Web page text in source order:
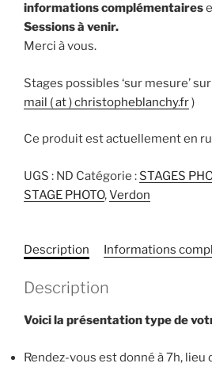
informations complémentaires
Sessions à venir.
Merci à vous.
Stages possibles ‘sur mesure’
mail ( at ) christopheblanchy.fr)
Ce produit est actuellement en
UGS : ND Catégorie : STAGES
STAGE PHOTO,Verdon
Description Informations
Description
Voici la présentation type de
Rendez-vous est donné à 7h, lieu